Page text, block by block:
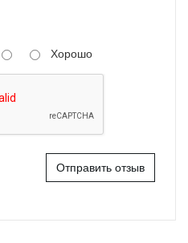
Хорошо
Отправить отзыв